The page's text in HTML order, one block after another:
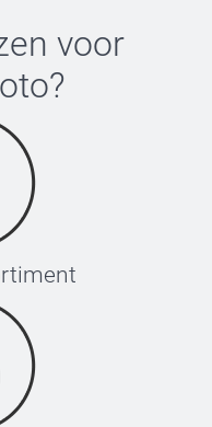
voor
?